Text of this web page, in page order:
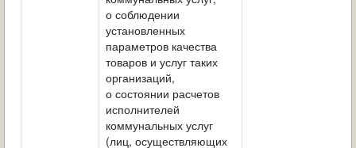
о соблюдении
установленных
параметров качества
товаров и услуг таких
организаций,
о состоянии расчетов
исполнителей
коммунальных услуг
(лиц, осуществляющих